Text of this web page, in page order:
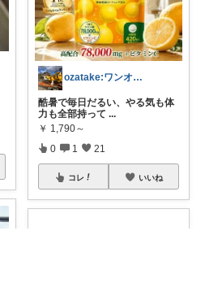
ozatake:ワンオペママサポーター
酷暑で毎日だるい、やる気も体
力も全部持って ...
￥ 1,790～
0 1 21
コレ いいね